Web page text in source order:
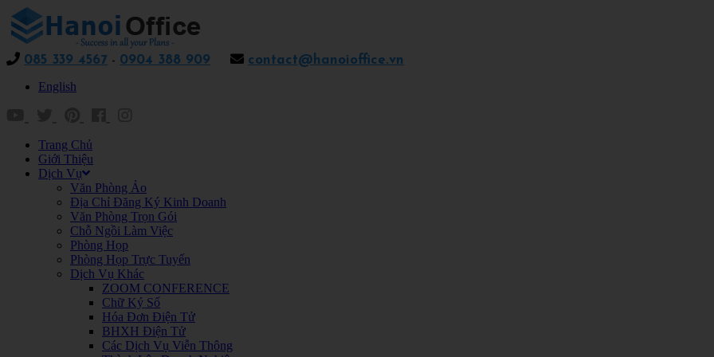
085 339 4567 - 0904 388 909
contact@hanoioffice.vn
English
Trang Chủ
Giới Thiệu
Dịch Vụ
Văn Phòng Ảo
Địa Chỉ Đăng Ký Kinh Doanh
Văn Phòng Trọn Gói
Chỗ Ngồi Làm Việc
Phòng Họp
Phòng Họp Trực Tuyến
Dịch Vụ Khác
ZOOM CONFERENCE
Chữ Ký Số
Hóa Đơn Điện Tử
BHXH Điện Tử
Các Dịch Vụ Viễn Thông